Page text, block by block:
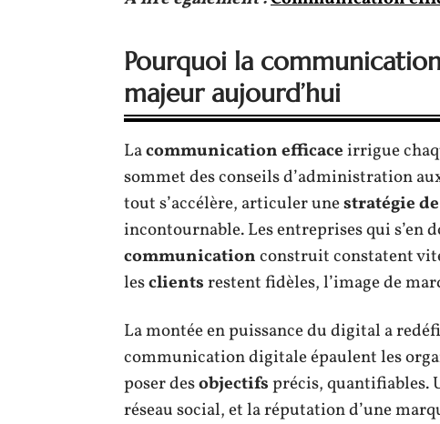
Pourquoi la
majeur aujourd’hui
Lacommunication efficaceirrigue
sommet des conseils d’administration
tout s’accélère, articuler unestratégie
incontournable. Les entreprises qui s’en
communicationconstruit constatent
lesclientsrestent fidèles, l’image de
La montée en puissance du digital a
communication digitale épaulent les
poser desobjectifsprécis, quantifiables.
réseau social, et la réputation d’une